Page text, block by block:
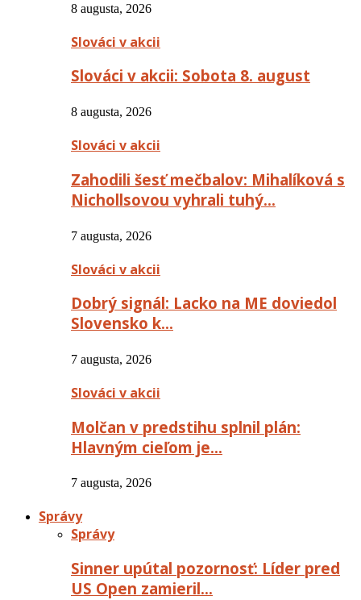
8 augusta, 2026
Slováci v akcii
Slováci v akcii: Sobota 8. august
8 augusta, 2026
Slováci v akcii
Zahodili šesť mečbalov: Mihalíková s
Nichollsovou vyhrali tuhý…
7 augusta, 2026
Slováci v akcii
Dobrý signál: Lacko na ME doviedol
Slovensko k…
7 augusta, 2026
Slováci v akcii
Molčan v predstihu splnil plán:
Hlavným cieľom je…
7 augusta, 2026
Správy
Správy
Sinner upútal pozornosť: Líder pred
US Open zamieril…